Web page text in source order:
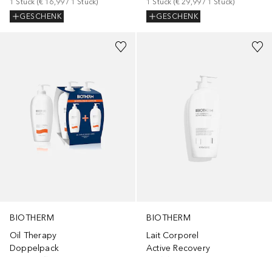
1 Stück (€ 16,99 / 1 Stück)
GESCHENK
1 Stück (€ 29,99 / 1 Stück)
GESCHENK
BIOTHERM
Oil Therapy
Doppelpack
BIOTHERM
Lait Corporel
Active Recovery